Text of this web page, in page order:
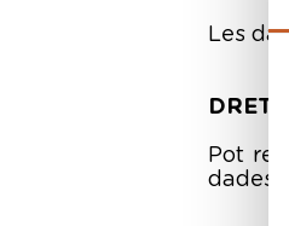
Les
DRETS
Pot
dades